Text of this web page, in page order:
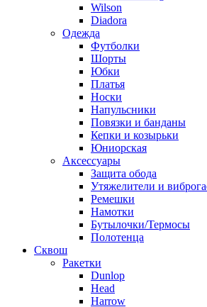
Wilson
Diadora
Одежда
Футболки
Шорты
Юбки
Платья
Носки
Напульсники
Повязки и банданы
Кепки и козырьки
Юниорская
Аксессуары
Защита обода
Утяжелители и
Ремешки
Намотки
Бутылочки/Термосы
Полотенца
Сквош
Ракетки
Dunlop
Head
Harrow